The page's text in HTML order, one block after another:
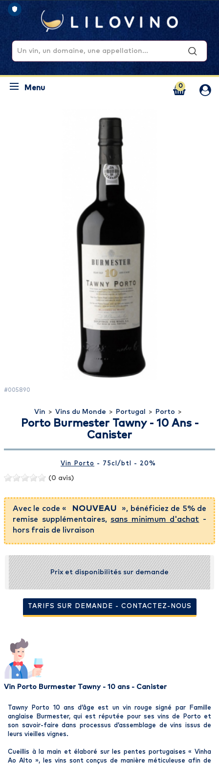
0
Menu
#005890
Vin > Vins du Monde > Portugal > Porto >
Porto Burmester Tawny - 10 Ans -
Canister
Vin Porto - 75cl /btl - 20%
(0 avis)
Avec le code « NOUVEAU
», bénéficiez de 5% de
remise supplémentaires,sans minimum d'achat -
hors frais de livraison
Prix et disponibilités sur demande
TARIFS SUR DEMANDE - CONTACTEZ-NOUS
Vin Porto Burmester Tawny - 10 ans - Canister
Tawny Porto 10 ans d’âge est un vin rouge signé par Famille
anglaise Burmester, qui est réputée pour ses vins de Porto et
son savoir-faire dans processus d’assemblage de vins issus de
leurs vieilles vignes.
Cueillis à la main et élaboré sur les pentes portugaises « Vinha
Ao Alto », les vins sont conçus de manière méticuleuse afin de